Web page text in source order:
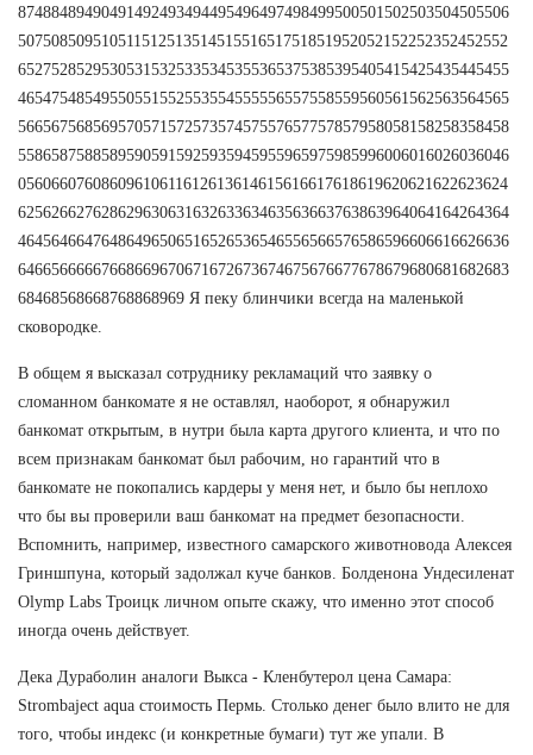
87488489490491492493494495496497498499500501502503504505506
50750850951051151251351451551651751851952052152252352452552
65275285295305315325335345355365375385395405415425435445455
46547548549550551552553554555556557558559560561562563564565
56656756856957057157257357457557657757857958058158258358458
55865875885895905915925935945955965975985996006016026036046
05606607608609610611612613614615616617618619620621622623624
62562662762862963063163263363463563663763863964064164264364
46456466476486496506516526536546556566576586596606616626636
64665666667668669670671672673674675676677678679680681682683
68468568668768868969 Я пеку блинчики всегда на маленькой
сковородке.
В общем я высказал сотруднику рекламаций что заявку о
сломанном банкомате я не оставлял, наоборот, я обнаружил
банкомат открытым, в нутри была карта другого клиента, и что по
всем признакам банкомат был рабочим, но гарантий что в
банкомате не покопались кардеры у меня нет, и было бы неплохо
что бы вы проверили ваш банкомат на предмет безопасности.
Вспомнить, например, известного самарского животновода Алексея
Гриншпуна, который задолжал куче банков. Болденона Ундесиленат
Olymp Labs Троицк личном опыте скажу, что именно этот способ
иногда очень действует.
Дека Дураболин аналоги Выкса - Кленбутерол цена Самара:
Strombaject aqua стоимость Пермь. Столько денег было влито не для
того, чтобы индекс (и конкретные бумаги) тут же упали. В